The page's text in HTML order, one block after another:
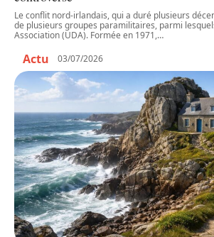
Le conflit nord-irlandais, qui a duré plusieurs
de plusieurs groupes paramilitaires, parmi
Association (UDA). Formée en 1971,…
Actu 03/07/2026